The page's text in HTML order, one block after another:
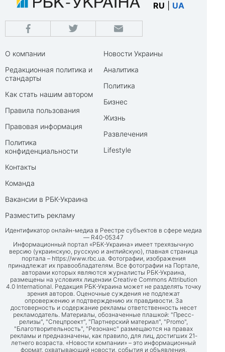
RU UA
О компании
Редакционная политика и
стандарты
Как стать нашим автором
Правила пользования
Правовая информация
Политика
конфиденциальности
Контакты
Команда
Вакансии в РБК-Украина
Разместить рекламу
Новости Украины
Аналитика
Политика
Бизнес
Жизнь
Развлечения
Lifestyle
Идентификатор онлайн-медиа в Реестре субъектов в сфере медиа
— R40-05347
Информационный портал «РБК-Украина» имеет трехязычную
версию (украинскую, русскую и английскую), главная страница
портала – https://www.rbc.ua. Фотографии, изображения
принадлежат их правообладателям. Все фотографии на Портале,
авторами которых являются журналисты РБК-Украина,
размещены на условиях лицензии Creative Commons Attribution
4.0 International. Редакция РБК-Украина может не разделять точку
зрения авторов. Оценочные суждения не подлежат
опровержению и подтверждению их правдивости. За
достоверность и содержание рекламы ответственность несет
рекламодатель. Материалы, обозначенные плашкой: "Пресс-
релизы", "Спецпроект", "Партнерский материал", "Promo",
"Благотворительность", "Резонанс" размещаются на правах
рекламы и предназначены, как правило, для лиц, достигших 21-
летнего возраста. «Новости компании» – это информационный
формат, охватывающий новости, события и объявления,